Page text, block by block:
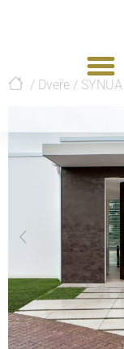
/ Dveře / SYNUA